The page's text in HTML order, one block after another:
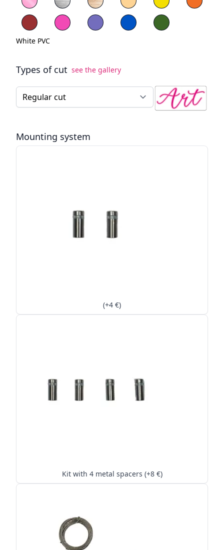
Red PVC
Blue PVC Green PVC
White PVC
Types of cut see the gallery
Type of cut for the LED neon sign
Mounting system
(+4 €)
Kit with 4 metal spacers (+8 €)